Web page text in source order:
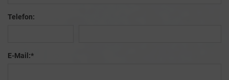
Telefon:
E-Mail:*